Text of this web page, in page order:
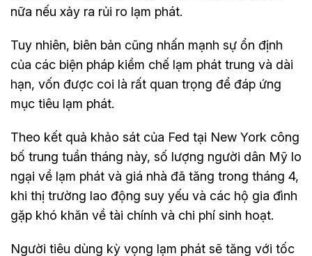
nữa nếu xảy ra rủi ro lạm phát.
Tuy nhiên, biên bản cũng nhấn mạnh sự ổn định
của các biện pháp kiềm chế lạm phát trung và dài
hạn, vốn được coi là rất quan trọng để đáp ứng
mục tiêu lạm phát.
Theo kết quả khảo sát của Fed tại New York công
bố trung tuần tháng này, số lượng người dân Mỹ lo
ngại về lạm phát và giá nhà đã tăng trong tháng 4,
khi thị trường lao động suy yếu và các hộ gia đình
gặp khó khăn về tài chính và chi phí sinh hoạt.
Người tiêu dùng kỳ vọng lạm phát sẽ tăng với tốc